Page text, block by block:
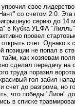
свое
со счетом 2:0.
серию до 14
в Кубка УЕФА
провел
счет. Однако к
позиции не попал в
тайм, как хозяевам
сделал передачу на
труда поразил
гол забил
счет до разгрома, но
что победы "Лион"
в списке